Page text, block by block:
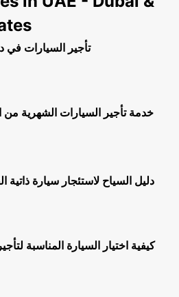
تأجير السيارات
خدمة تأجير السيارات الشهرية من
دليل السياح لاستئجار سيارة ذاتية
كيفية اختيار السيارة المناسبة